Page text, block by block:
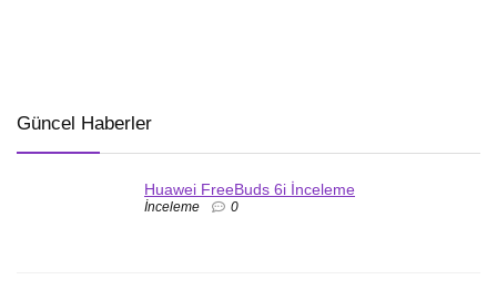
Güncel Haberler
Huawei FreeBuds 6i İnceleme
İnceleme 0